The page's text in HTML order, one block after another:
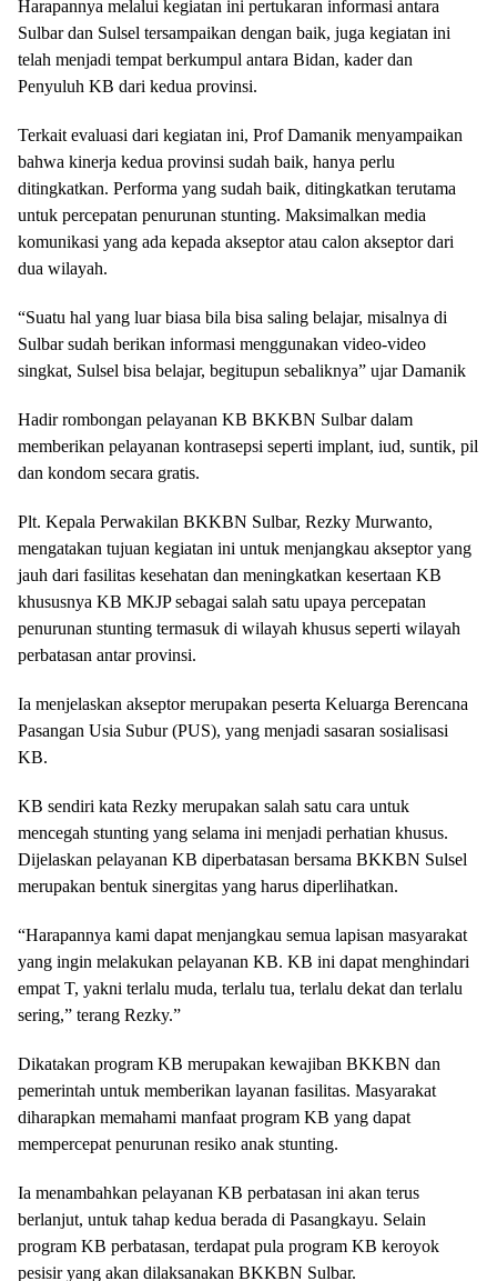
Harapannya melalui kegiatan ini pertukaran informasi antara
Sulbar dan Sulsel tersampaikan dengan baik, juga kegiatan ini
telah menjadi tempat berkumpul antara Bidan, kader dan
Penyuluh KB dari kedua provinsi.
Terkait evaluasi dari kegiatan ini, Prof Damanik menyampaikan
bahwa kinerja kedua provinsi sudah baik, hanya perlu
ditingkatkan. Performa yang sudah baik, ditingkatkan terutama
untuk percepatan penurunan stunting. Maksimalkan media
komunikasi yang ada kepada akseptor atau calon akseptor dari
dua wilayah.
“Suatu hal yang luar biasa bila bisa saling belajar, misalnya di
Sulbar sudah berikan informasi menggunakan video-video
singkat, Sulsel bisa belajar, begitupun sebaliknya” ujar Damanik
Hadir rombongan pelayanan KB BKKBN Sulbar dalam
memberikan pelayanan kontrasepsi seperti implant, iud, suntik, pil
dan kondom secara gratis.
Plt. Kepala Perwakilan BKKBN Sulbar, Rezky Murwanto,
mengatakan tujuan kegiatan ini untuk menjangkau akseptor yang
jauh dari fasilitas kesehatan dan meningkatkan kesertaan KB
khususnya KB MKJP sebagai salah satu upaya percepatan
penurunan stunting termasuk di wilayah khusus seperti wilayah
perbatasan antar provinsi.
Ia menjelaskan akseptor merupakan peserta Keluarga Berencana
Pasangan Usia Subur (PUS), yang menjadi sasaran sosialisasi
KB.
KB sendiri kata Rezky merupakan salah satu cara untuk
mencegah stunting yang selama ini menjadi perhatian khusus.
Dijelaskan pelayanan KB diperbatasan bersama BKKBN Sulsel
merupakan bentuk sinergitas yang harus diperlihatkan.
“Harapannya kami dapat menjangkau semua lapisan masyarakat
yang ingin melakukan pelayanan KB. KB ini dapat menghindari
empat T, yakni terlalu muda, terlalu tua, terlalu dekat dan terlalu
sering,” terang Rezky.”
Dikatakan program KB merupakan kewajiban BKKBN dan
pemerintah untuk memberikan layanan fasilitas. Masyarakat
diharapkan memahami manfaat program KB yang dapat
mempercepat penurunan resiko anak stunting.
Ia menambahkan pelayanan KB perbatasan ini akan terus
berlanjut, untuk tahap kedua berada di Pasangkayu. Selain
program KB perbatasan, terdapat pula program KB keroyok
pesisir yang akan dilaksanakan BKKBN Sulbar.